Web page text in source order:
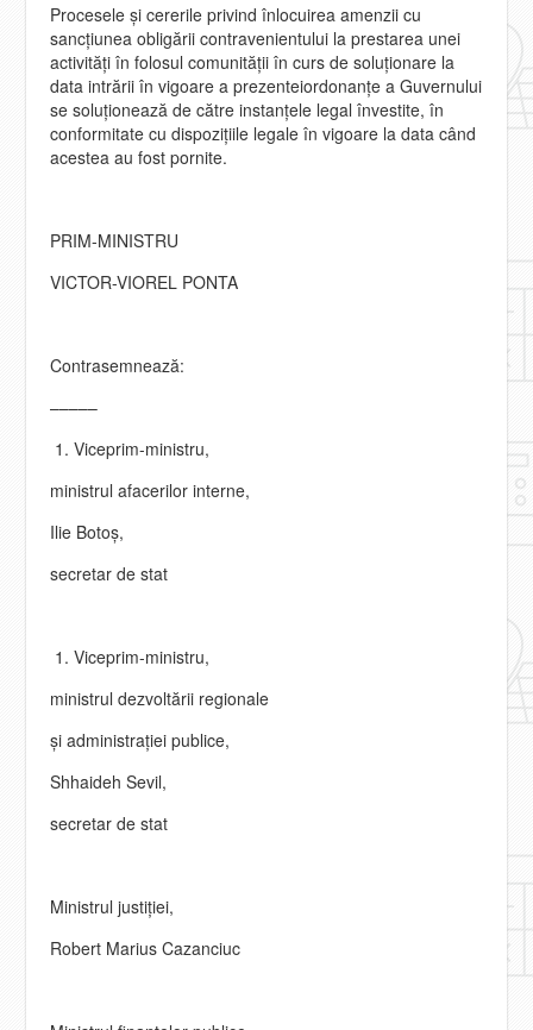
Procesele şi cererile privind înlocuirea amenzii cu
sancţiunea obligării contravenientului la prestarea unei
activităţi în folosul comunităţii în curs de soluţionare la
data intrării în vigoare a prezenteiordonanţe a Guvernului
se soluţionează de către instanţele legal învestite, în
conformitate cu dispoziţiile legale în vigoare la data când
acestea au fost pornite.
PRIM-MINISTRU
VICTOR-VIOREL PONTA
Contrasemnează:
–––––
Viceprim-ministru,
ministrul afacerilor interne,
Ilie Botoş,
secretar de stat
Viceprim-ministru,
ministrul dezvoltării regionale
şi administraţiei publice,
Shhaideh Sevil,
secretar de stat
Ministrul justiţiei,
Robert Marius Cazanciuc